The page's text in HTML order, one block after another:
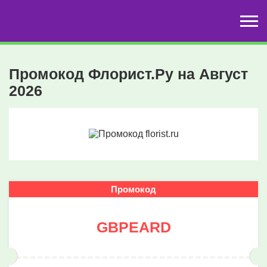
Промокод Флорист.Ру на Август
2026
Промокод
GBPEARD